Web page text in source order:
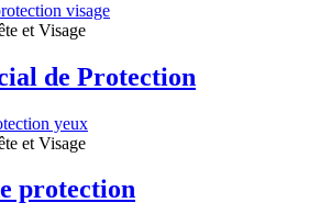
et Visage
de Protection
et Visage
protection